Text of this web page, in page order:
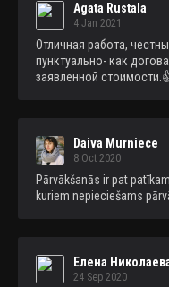
Agata Rustala
4 Jan 2021
Отличная работа,
пунктуально- как
заявленной
Daiva Murniece
8 Oct 2020
Pārvākšanās ir pat
kuriem nepieciešams
Елена
24 Sep 2020